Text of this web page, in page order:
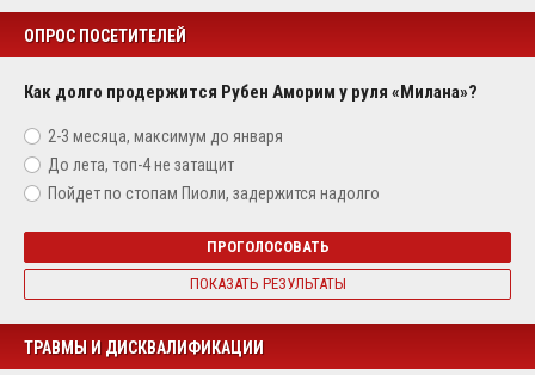
ОПРОС ПОСЕТИТЕЛЕЙ
Как долго продержится Рубен Аморим у руля «Милана»?
2-3 месяца, максимум до января
До лета, топ-4 не затащит
Пойдет по стопам Пиоли, задержится надолго
ПРОГОЛОСОВАТЬ
ПОКАЗАТЬ РЕЗУЛЬТАТЫ
ТРАВМЫ И ДИСКВАЛИФИКАЦИИ